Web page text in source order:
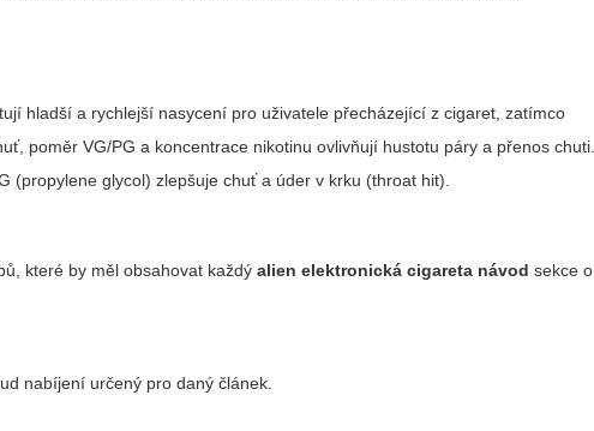
hladší a rychlejší nasycení pro uživatele přecházející z cigaret, zatímco
poměr VG/PG a koncentrace nikotinu ovlivňují hustotu páry a přenos chuti.
glycol) zlepšuje chuť a úder v krku (throat hit).
které by měl obsahovat každýalien elektronická cigareta návod sekce o
nabíjení určený pro daný článek.